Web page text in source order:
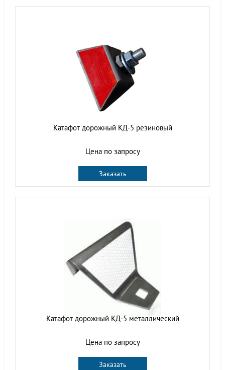
Катафот дорожный КД-5 резиновый
Цена по запросу
Заказать
Катафот дорожный КД-5 металлический
Цена по запросу
Заказать